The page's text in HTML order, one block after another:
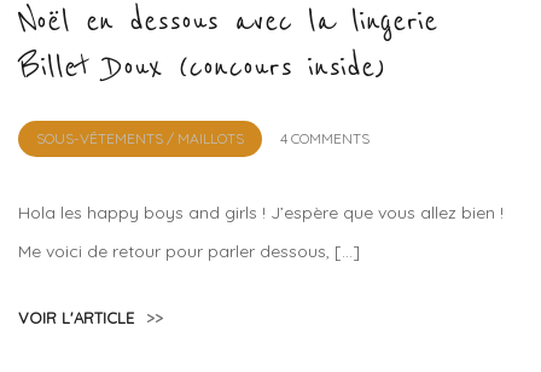
Noël en dessous avec la lingerie
Billet Doux (concours inside)
SOUS-VÊTEMENTS / MAILLOTS
by
4 COMMENTS
Hola les happy boys and girls ! J’espère que vous allez bien !
Me voici de retour pour parler dessous, […]
VOIR L'ARTICLE >>